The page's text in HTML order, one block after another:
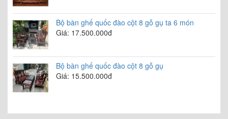
Bộ bàn ghế quốc đào cột 8 gỗ gụ ta 6 món
Giá: 17.500.000đ
Bộ bàn ghế quốc đào cột 8 gỗ gụ
Giá: 15.500.000đ